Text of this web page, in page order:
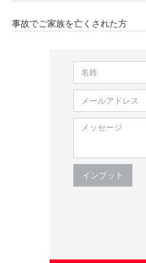
事故でご家族を亡くされた方